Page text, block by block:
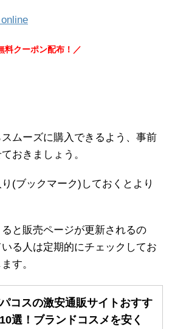
料クーポン配布！／
ムーズに購入できるよう、事前
おきましょう。
(ブックマーク)しておくとより
と販売ページが更新されるの
る人は定期的にチェックしてお
す。
コスの激安通販サイトおすす
選！ブランドコスメを安く